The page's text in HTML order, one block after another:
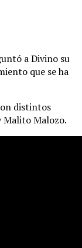
a Divino su
que se ha
distintos
Malito Malozo.